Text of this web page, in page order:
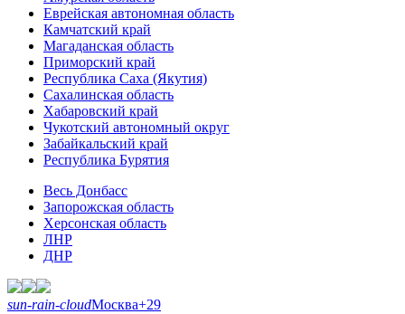
Еврейская автономная область
Камчатский край
Магаданская область
Приморский край
Республика Саха (Якутия)
Сахалинская область
Хабаровский край
Чукотский автономный округ
Забайкальский край
Республика Бурятия
Весь Донбасс
Запорожская область
Херсонская область
ЛНР
ДНР
sun-rain-cloudМосква+29